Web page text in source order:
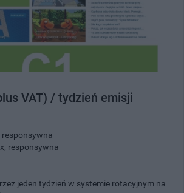
VAT) / tydzień emisji
responsywna
responsywna
jeden tydzień w systemie rotacyjnym na